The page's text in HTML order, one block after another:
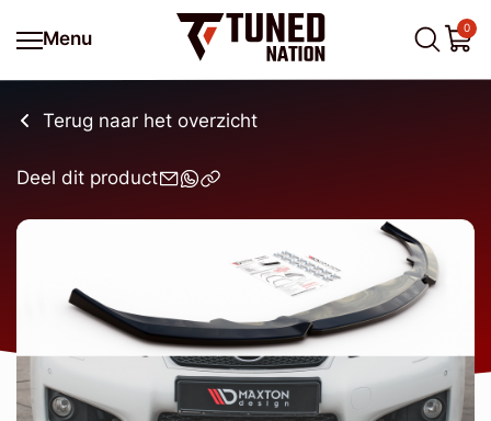
Menu
0
Terug naar het overzicht
Deel dit product